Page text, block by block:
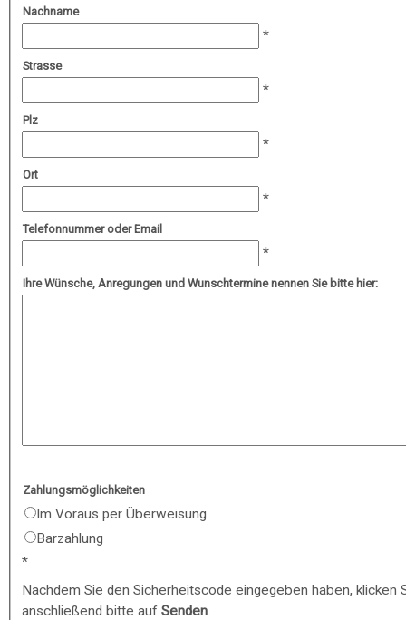
Nachname
Strasse
Plz
Ort
Telefonnummer oder Email
Ihre Wünsche, Anregungen und Wunschtermine nennen Sie bitte hier:
Zahlungsmöglichkeiten
Im Voraus per Überweisung
Barzahlung
Nachdem Sie den Sicherheitscode eingegeben haben, klicken
anschließend bitte auf Senden.